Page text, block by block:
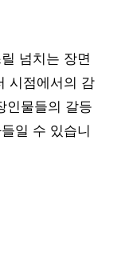
넘치는 장면
시점에서의 감
인물들의 갈등
일 수 있습니